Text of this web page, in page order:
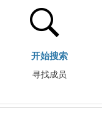
开始搜索
寻找成员